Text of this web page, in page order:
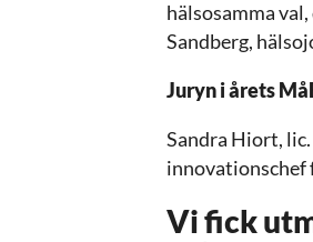
hälsosamma
Sandberg,
Juryn i årets
Sandra Hiort,
innovationschef
Vi fick